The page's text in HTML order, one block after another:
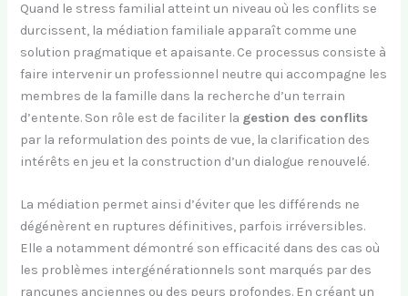
Quand le stress familial atteint un niveau où les conflits se
durcissent, la médiation familiale apparaît comme une
solution pragmatique et apaisante. Ce processus consiste à
faire intervenir un professionnel neutre qui accompagne les
membres de la famille dans la recherche d’un terrain
d’entente. Son rôle est de faciliter la gestion des conflits
par la reformulation des points de vue, la clarification des
intérêts en jeu et la construction d’un dialogue renouvelé.
La médiation permet ainsi d’éviter que les différends ne
dégénèrent en ruptures définitives, parfois irréversibles.
Elle a notamment démontré son efficacité dans des cas où
les problèmes intergénérationnels sont marqués par des
rancunes anciennes ou des peurs profondes. En créant un